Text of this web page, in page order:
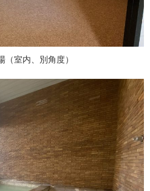
（室内、別角度）